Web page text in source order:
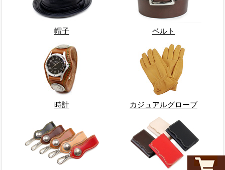
帽子 ベルト
時計 カジュアルグローブ